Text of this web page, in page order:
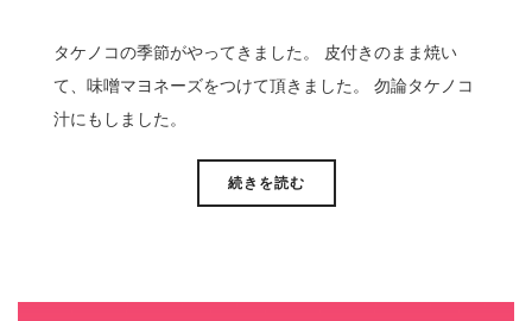
タケノコの季節がやってきました。 皮付きのまま焼い
て、味噌マヨネーズをつけて頂きました。 勿論タケノコ
汁にもしました。
続きを読む